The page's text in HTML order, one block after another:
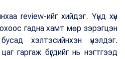
review-ийг хийдэг. Үүнд хүн
гадна хамт мөр зэрэгцэн
хэлтэсийнхэн үнэлдэг.
гаргаж бүгдийг нь нэгтгээд